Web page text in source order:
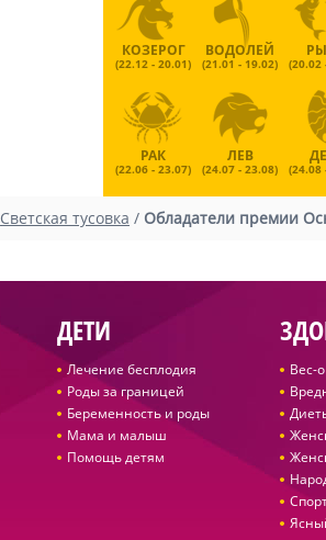
КОЗЕРОГ
(22.12 - 20.01)
ВОДОЛЕЙ
(21.01 - 19.02) (20.02
РАК
(22.06 - 23.07)
ЛЕВ
(24.07 - 23.08) (24.08
Светская тусовка / Обладатели премии
ДЕТИ
Лечение бесплодия
Роды за границей
Беременность и роды
Мама и малыш
Помощь детям
Вес-